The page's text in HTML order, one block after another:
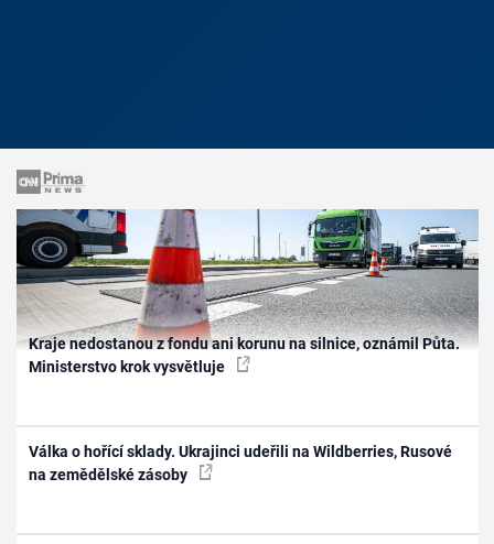
Kraje nedostanou z fondu ani korunu na silnice, oznámil Půta.
Ministerstvo krok vysvětluje
Válka o hořící sklady. Ukrajinci udeřili na Wildberries, Rusové
na zemědělské zásoby